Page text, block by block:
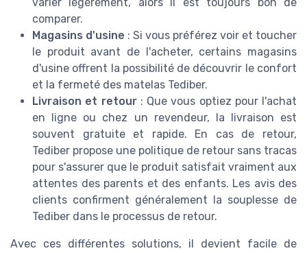
varier légèrement, alors il est toujours bon de
comparer.
Magasins d'usine : Si vous préférez voir et toucher
le produit avant de l'acheter, certains magasins
d'usine offrent la possibilité de découvrir le confort
et la fermeté des matelas Tediber.
Livraison et retour: Que vous optiez pour l'achat
en ligne ou chez un revendeur, la livraison est
souvent gratuite et rapide. En cas de retour,
Tediber propose une politique de retour sans tracas
pour s'assurer que le produit satisfait vraiment aux
attentes des parents et des enfants. Les avis des
clients confirment généralement la souplesse de
Tediber dans le processus de retour.
Avec ces différentes solutions, il devient facile de